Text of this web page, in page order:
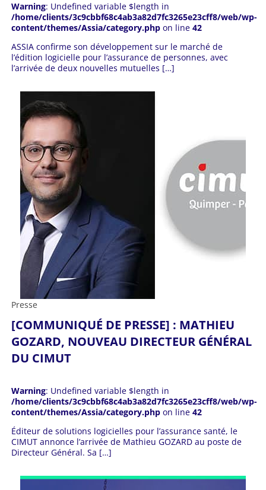
Warning: Undefined variable $length in
/home/clients/3c9cbbf68c4ab3a82d7fc3265e23cff8/web/wp-
content/themes/Assia/category.phpon line 42
ASSIA confirme son développement sur le marché de
l’édition logicielle pour l’assurance de personnes, avec
l’arrivée de deux nouvelles mutuelles […]
Presse
[COMMUNIQUÉ DE PRESSE] : MATHIEU
GOZARD, NOUVEAU DIRECTEUR GÉNÉRAL
DU CIMUT
Warning: Undefined variable $length in
/home/clients/3c9cbbf68c4ab3a82d7fc3265e23cff8/web/wp-
content/themes/Assia/category.phpon line 42
Éditeur de solutions logicielles pour l’assurance santé, le
CIMUT annonce l’arrivée de Mathieu GOZARD au poste de
Directeur Général. Sa […]